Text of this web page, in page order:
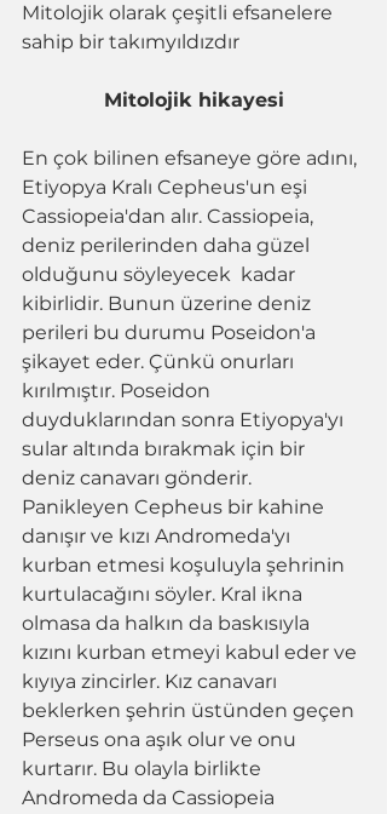
Mitolojik olarak çeşitli efsanelere
sahip bir takımyıldızdır
Mitolojik hikayesi
En çok bilinen efsaneye göre adını,
Etiyopya Kralı Cepheus'un eşi
Cassiopeia'dan alır. Cassiopeia,
deniz perilerinden daha güzel
olduğunu söyleyecek  kadar
kibirlidir. Bunun üzerine deniz
perileri bu durumu Poseidon'a
şikayet eder. Çünkü onurları
kırılmıştır. Poseidon
duyduklarından sonra Etiyopya'yı
sular altında bırakmak için bir
deniz canavarı gönderir.
Panikleyen Cepheus bir kahine
danışır ve kızı Andromeda'yı
kurban etmesi koşuluyla şehrinin
kurtulacağını söyler. Kral ikna
olmasa da halkın da baskısıyla
kızını kurban etmeyi kabul eder ve
kıyıya zincirler. Kız canavarı
beklerken şehrin üstünden geçen
Perseus ona aşık olur ve onu
kurtarır. Bu olayla birlikte
Andromeda da Cassiopeia